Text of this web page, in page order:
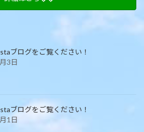
ブログをご覧ください！
3日
ブログをご覧ください！
1日